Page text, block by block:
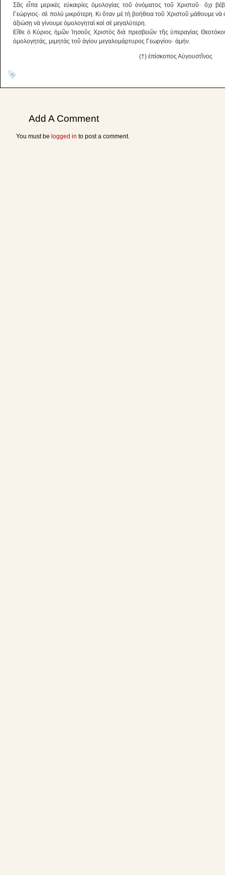
Σᾶς εἶπα μερικὲς εὐκαιρίες ὁμολογίας τοῦ ὀνόματος τοῦ Χριστοῦ· ὄχι
Γεώργιος· σὲ πο­λὺ μικρότερη. Κι ὅταν μὲ τὴ βοήθεια τοῦ Χριστοῦ μάθουμε
ἀξιώσῃ νὰ γίνουμε ὁμολογηταὶ καὶ σὲ μεγαλύτερη.
Εἴθε ὁ Κύριος ἡμῶν Ἰησοῦς Χριστὸς διὰ πρεσβειῶν τῆς ὑπεραγίας
ὁμολογητάς, μιμητὰς τοῦ ἁγίου μεγαλομάρτυρος Γεωργίου· ἀμήν.
(†) ἐπίσκοπος Αὐγουστῖνος
Add A Comment
You must be logged in to post a comment.